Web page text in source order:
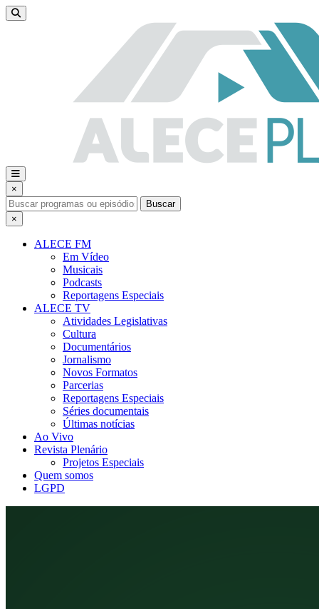
×
Buscar
×
ALECE FM
Em Vídeo
Musicais
Podcasts
Reportagens Especiais
ALECE TV
Atividades Legislativas
Cultura
Documentários
Jornalismo
Novos Formatos
Parcerias
Reportagens Especiais
Séries documentais
Últimas notícias
Ao Vivo
Revista Plenário
Projetos Especiais
Quem somos
LGPD